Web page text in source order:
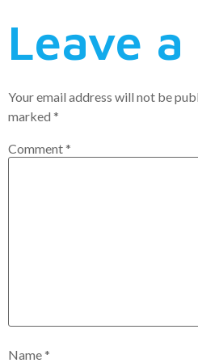
Leave
Your email address will not be
marked *
Comment*
Name*